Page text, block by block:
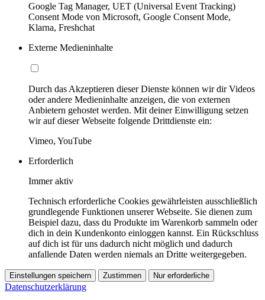
Google Tag Manager, UET (Universal Event Tracking)
Consent Mode von Microsoft, Google Consent Mode,
Klarna, Freshchat
Externe Medieninhalte
Durch das Akzeptieren dieser Dienste können wir dir Videos
oder andere Medieninhalte anzeigen, die von externen
Anbietern gehostet werden. Mit deiner Einwilligung setzen
wir auf dieser Webseite folgende Drittdienste ein:
Vimeo, YouTube
Erforderlich
Immer aktiv
Technisch erforderliche Cookies gewährleisten ausschließlich
grundlegende Funktionen unserer Webseite. Sie dienen zum
Beispiel dazu, dass du Produkte im Warenkorb sammeln oder
dich in dein Kundenkonto einloggen kannst. Ein Rückschluss
auf dich ist für uns dadurch nicht möglich und dadurch
anfallende Daten werden niemals an Dritte weitergegeben.
Einstellungen speichern Zustimmen Nur erforderliche
Datenschutzerklärung